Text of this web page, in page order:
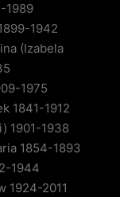
1989
1942
(Izabela
1975
1841-1912
1901-1938
1854-1893
1944
1924-2011